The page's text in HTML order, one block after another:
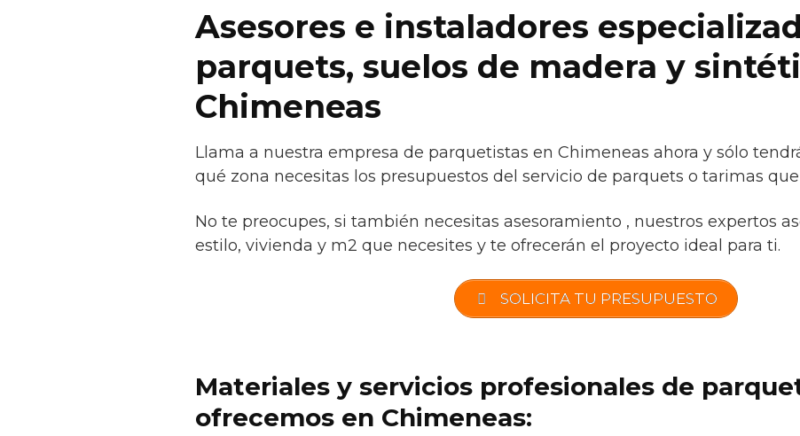
Asesores e instaladores
parquets, suelos de madera y
Chimeneas
Llama a nuestra empresa de parquetistas en Chimeneas ahora y sólo
qué zona necesitas los presupuestos del servicio de parquets o tarimas
No te preocupes, si también necesitas asesoramiento , nuestros expertos
estilo, vivienda y m2 que necesites y te ofrecerán el proyecto ideal para ti.
SOLICITA TU PRESUPUESTO
Materiales y servicios profesionales de
ofrecemos en Chimeneas: